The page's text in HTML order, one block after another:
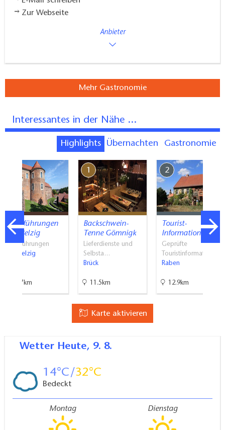
Zur Webseite
Anbieter
Mehr Gastronomie
Interessantes in der Nähe ...
Highlights Übernachten Gastronomie
Stadtführungen
Bad Belzig
Stadtführungen
Bad Belzig
13.7km
1
Backschwein-
Tenne Gömnigk
Lieferdienste und
Selbsta…
Brück
11.5km
2
Tourist-
Information im…
Geprüfte
Touristinformati…
Raben
12.9km
Karte aktivieren
Wetter Heute, 9. 8.
14 32
Bedeckt
Montag Dienstag